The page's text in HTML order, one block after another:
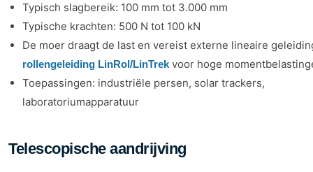
Typisch slagbereik: 100 mm tot 3.000 mm
Typische krachten: 500 N tot 100 kN
De moer draagt de last en vereist externe lineaire
rollengeleiding LinRol/LinTrekvoor hoge
Toepassingen: industriële persen, solar trackers,
laboratoriumapparatuur
Telescopische aandrijving